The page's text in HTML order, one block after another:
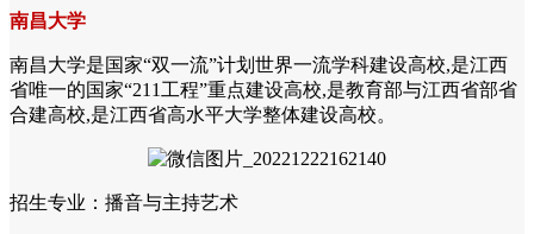
南昌大学
南昌大学是国家“双一流”计划世界一流学科建设高校,是江西
省唯一的国家“211工程”重点建设高校,是教育部与江西省部省
合建高校,是江西省高水平大学整体建设高校。
招生专业：播音与主持艺术